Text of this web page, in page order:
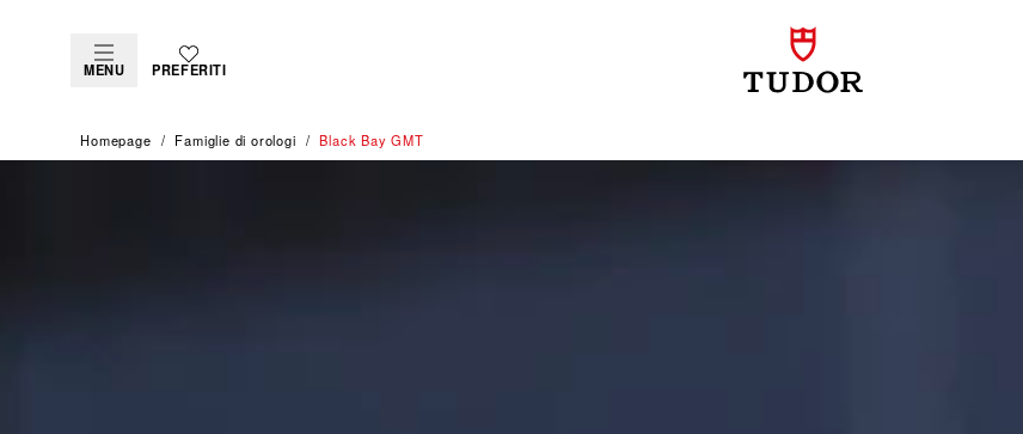
MENU PREFERITI
Homepage Famiglie di orologi Black Bay GMT